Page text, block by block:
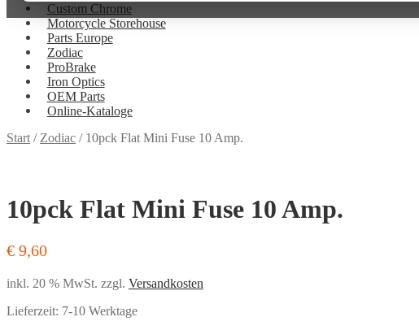
Bezahlung
Custom Chrome
Motorcycle Storehouse
Parts Europe
Zodiac
ProBrake
Iron Optics
OEM Parts
Online-Kataloge
und
Start/Zodiac / 10pck Flat Mini Fuse 10 Amp.
10pck Flat Mini Fuse 10 Amp.
€ 9,60
inkl. 20 % MwSt. zzgl. Versandkosten
Lieferzeit: 7-10 Werktage